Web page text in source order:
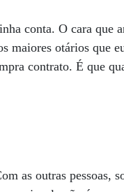
conta. O cara que
maiores otários que
contrato. É que
as outras pessoas,